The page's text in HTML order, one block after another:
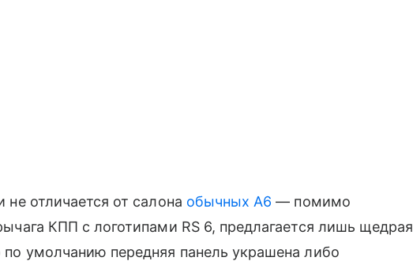
не отличается от салона обычных A6 — помимо
КПП с логотипами RS 6, предлагается лишь щедрая
по умолчанию передняя панель украшена либо